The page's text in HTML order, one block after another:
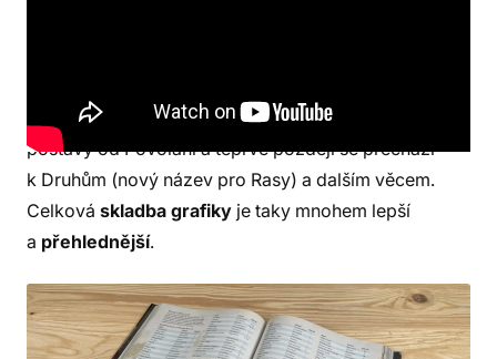
logičtější – začíná se pravidly hry, potom tvorbou
postavy od Povolání a teprve později se přechází
k Druhům (nový název pro Rasy) a dalším věcem.
Celková skladba grafiky je taky mnohem lepší
a přehlednější.